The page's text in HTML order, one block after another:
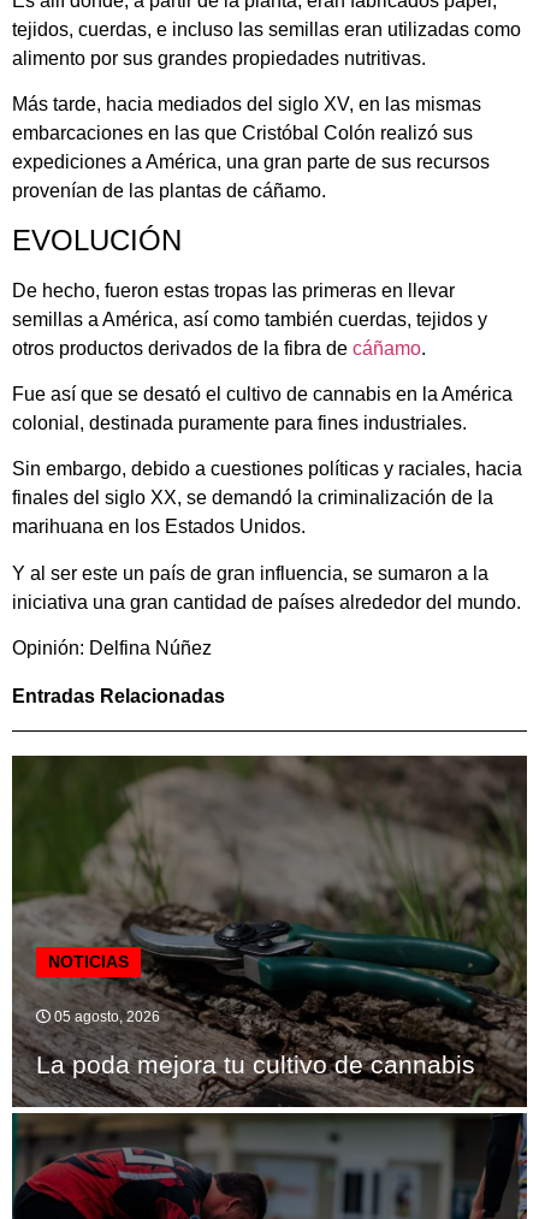
tejidos, cuerdas, e incluso las semillas eran utilizadas como
alimento por sus grandes propiedades nutritivas.
Más tarde, hacia mediados del siglo XV, en las mismas
embarcaciones en las que Cristóbal Colón realizó sus
expediciones a América, una gran parte de sus recursos
provenían de las plantas de cáñamo.
EVOLUCIÓN
De hecho, fueron estas tropas las primeras en llevar
semillas a América, así como también cuerdas, tejidos y
otros productos derivados de la fibra de cáñamo.
Fue así que se desató el cultivo de cannabis en la América
colonial, destinada puramente para fines industriales.
Sin embargo, debido a cuestiones políticas y raciales, hacia
finales del siglo XX, se demandó la criminalización de la
marihuana en los Estados Unidos.
Y al ser este un país de gran influencia, se sumaron a la
iniciativa una gran cantidad de países alrededor del mundo.
Opinión: Delfina Núñez
Entradas Relacionadas
NOTICIAS
05 agosto, 2026
La poda mejora tu cultivo de cannabis